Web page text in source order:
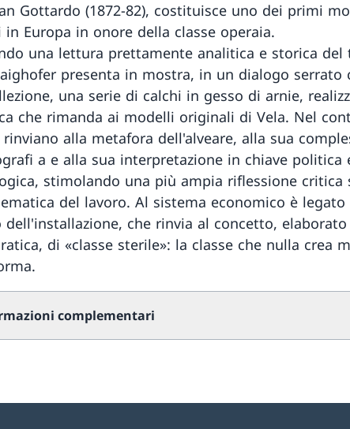
Gottardo (1872-82), costituisce uno dei primi
in Europa in onore della classe operaia.
una lettura prettamente analitica e storica del
presenta in mostra, in un dialogo serrato
una serie di calchi in gesso di arnie,
che rimanda ai modelli originali di Vela. Nel
alla metafora dell'alveare, alla sua
a e alla sua interpretazione in chiave politica
stimolando una più ampia riflessione critica
del lavoro. Al sistema economico è legato
che rinvia al concetto, elaborato
di «classe sterile»: la classe che nulla crea
complementari